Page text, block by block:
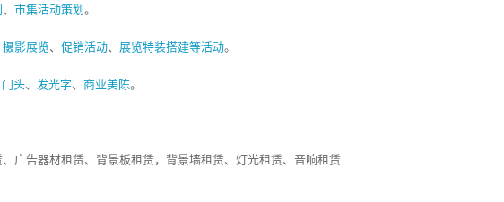
、 市集活动策划。
摄影展览、 促销活动、 展览特装搭建等活动。
门头、 发光字、 商业美陈。
广告器材租赁、背景板租赁，背景墙租赁、灯光租赁、音响租赁